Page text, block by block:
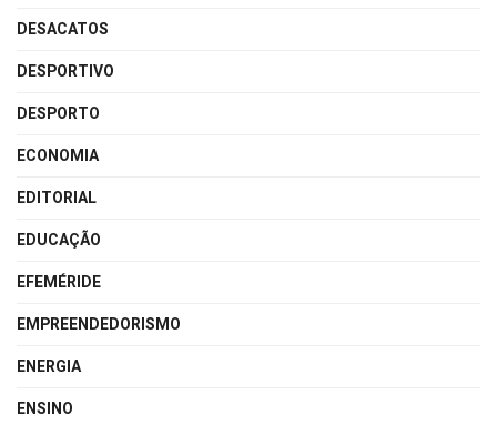
DESACATOS
DESPORTIVO
DESPORTO
ECONOMIA
EDITORIAL
EDUCAÇÃO
EFEMÉRIDE
EMPREENDEDORISMO
ENERGIA
ENSINO